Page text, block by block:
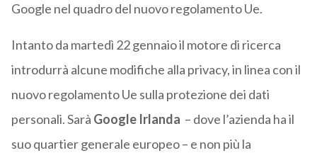
Google nel quadro del nuovo regolamento Ue.
Intanto da martedì 22 gennaio il motore di ricerca
introdurrà alcune modifiche alla privacy, in linea con il
nuovo regolamento Ue sulla protezione dei dati
personali. Sarà Google Irlanda – dove l’azienda ha il
suo quartier generale europeo – e non più la